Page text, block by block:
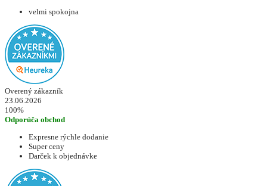
velmi spokojna
Overený zákazník
23.06.2026
100%
Odporúča obchod
Expresne rýchle dodanie
Super ceny
Darček k objednávke